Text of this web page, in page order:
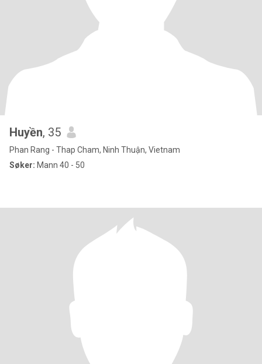
Huyền, 35
Phan Rang - Thap Cham, Ninh Thuận, Vietnam
Søker: Mann 40 - 50